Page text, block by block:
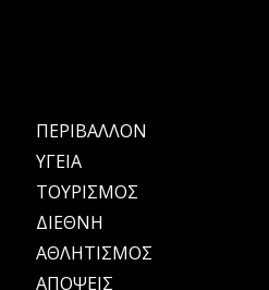
ΠΕΡΙΒΑΛΛΟΝ
ΥΓΕΙΑ
ΤΟΥΡΙΣΜΟΣ
ΔΙΕΘΝΗ
ΑΘΛΗΤΙΣΜΟΣ
ΑΠΟΨΕΙΣ